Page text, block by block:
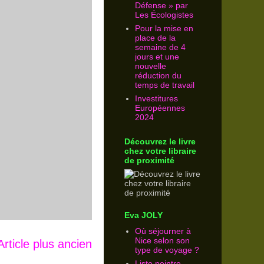
plus ancien
Défense » par
Les Écologistes
Pour la mise en
place de la
semaine de 4
jours et une
nouvelle
réduction du
temps de travail
Investitures
Européennes
2024
Découvrez le livre
chez votre libraire
de proximité
Eva JOLY
Où séjourner à
Nice selon son
type de voyage ?